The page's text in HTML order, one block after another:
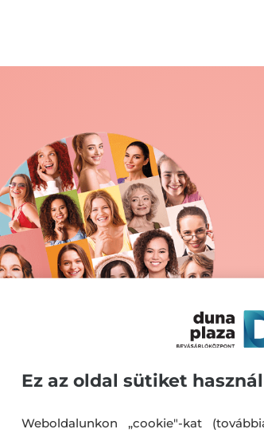
Ez az oldal sütiket használ
Weboldalunkon „cookie"-kat